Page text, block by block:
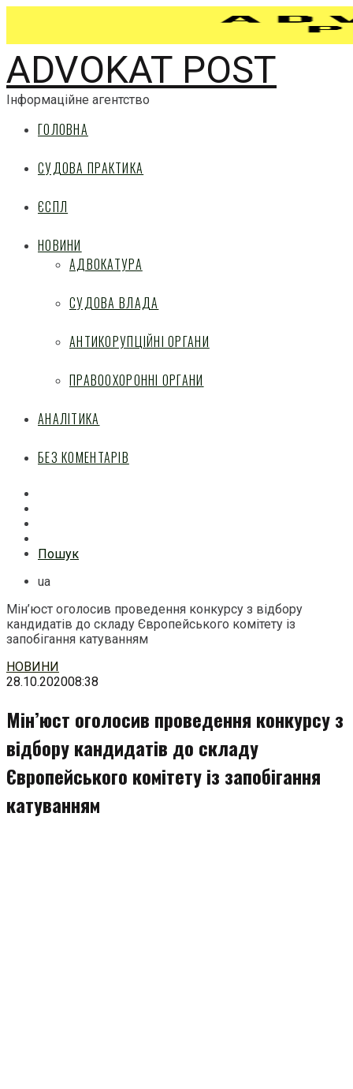
ADVOKAT POST
Інформаційне агентство
ГОЛОВНА
СУДОВА ПРАКТИКА
ЄСПЛ
НОВИНИ
АДВОКАТУРА
СУДОВА ВЛАДА
АНТИКОРУПЦІЙНІ ОРГАНИ
ПРАВООХОРОННІ ОРГАНИ
АНАЛІТИКА
БЕЗ КОМЕНТАРІВ
Пошук
ua
Мін’юст оголосив проведення конкурсу з відбору
кандидатів до складу Європейського комітету із
запобігання катуванням
Перейти
до
НОВИНИ
28.10.202008:38
Мін’юст оголосив проведення конкурсу з
відбору кандидатів до складу
Європейського комітету із запобігання
катуванням